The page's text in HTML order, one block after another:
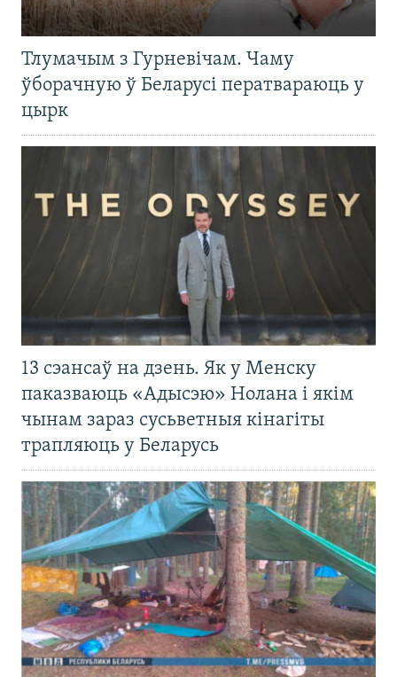
Тлумачым з Гурневічам. Чаму
ўборачную ў Беларусі ператвараюць у
цырк
13 сэансаў на дзень. Як у Менску
паказваюць «Адысэю» Нолана і якім
чынам зараз сусьветныя кінагіты
трапляюць у Беларусь